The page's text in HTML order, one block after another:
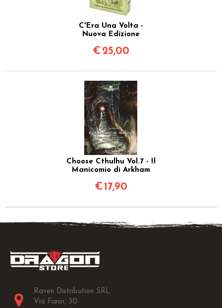
C'Era Una Volta -
Nuova Edizione
€ 25,00
Choose Cthulhu Vol.7 - Il
Manicomio di Arkham
€ 17,90
Raven Distribution SRL
Via Fanin, 30